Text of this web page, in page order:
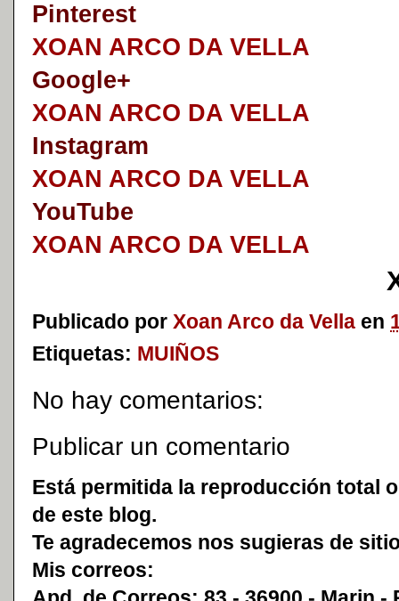
Pinterest
XOAN ARCO DA VELLA
Google+
XOAN ARCO DA VELLA
Instagram
XOAN ARCO DA VELLA
YouTube
XOAN ARCO DA VELLA
Publicado por Xoan Arco da Vella en
Etiquetas: MUIÑOS
No hay comentarios:
Publicar un comentario
Está permitida la reproducción total
de este blog.
Te agradecemos nos sugieras de
Mis correos: